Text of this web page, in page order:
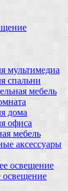
мультимедиа
спальни
мебель
дома
офиса
мебель
аксессуары
освещение